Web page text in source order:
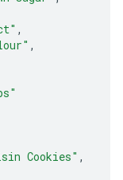
,
,
Cookies" ,